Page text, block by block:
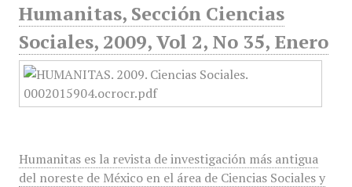
Humanitas, Sección Ciencias
Sociales, 2009, Vol 2, No 35, Enero
Humanitas es la revista de investigación más antigua
del noreste de México en el área de Ciencias Sociales y